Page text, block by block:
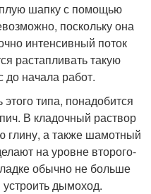
шапку с помощью
поскольку она
интенсивный поток
растапливать такую
до начала работ.
типа, понадобится
В кладочный раствор
глину, а также шамотный
на уровне второго-
обычно не больше
дымоход.